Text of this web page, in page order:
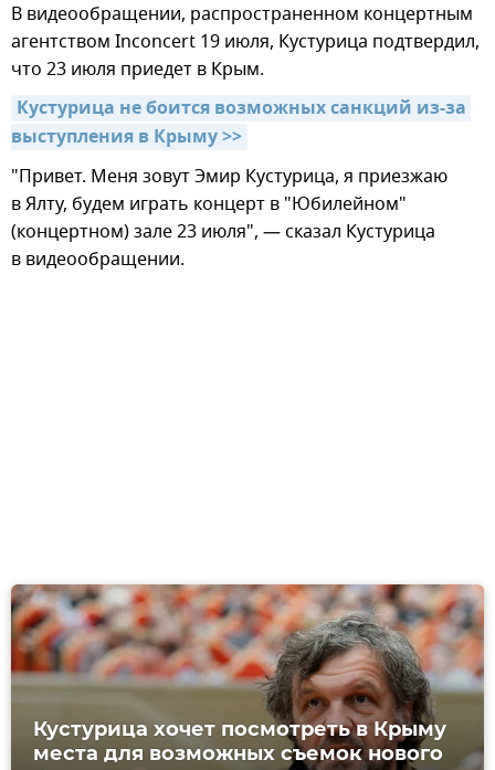
В видеообращении, распространенном концертным
агентством Inconcert 19 июля, Кустурица подтвердил,
что 23 июля приедет в Крым.
Кустурица не боится возможных санкций из-за
выступления в Крыму >>
"Привет. Меня зовут Эмир Кустурица, я приезжаю
в Ялту, будем играть концерт в "Юбилейном"
(концертном) зале 23 июля", — сказал Кустурица
в видеообращении.
Кустурица хочет посмотреть в Крыму
места для возможных съемок нового